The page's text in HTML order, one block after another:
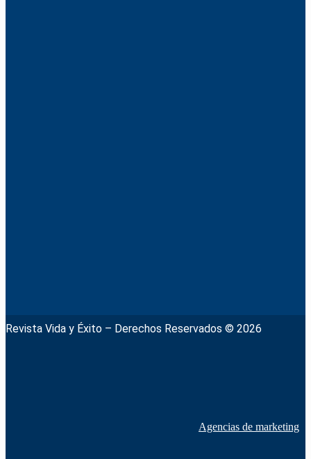
Revista Vida y Éxito – Derechos Reservados © 2026
Agencias de marketing